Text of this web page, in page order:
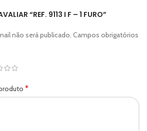
“REF. 9113 I F – 1 FURO”
não será publicado. Campos obrigatórios
*